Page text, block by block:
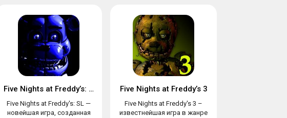
Five Nights at Freddy’s: SL
Five Nights at Freddy's: SL —
новейшая игра, созданная
Five Nights at Freddy’s 3
Five Nights at Freddy's 3 –
известнейшая игра в жанре